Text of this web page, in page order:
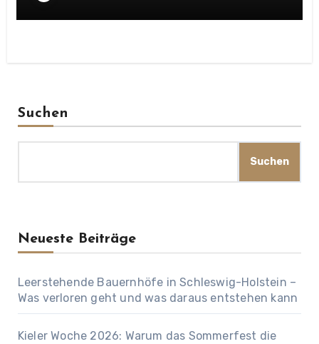
Suchen
Suchen
Neueste Beiträge
Leerstehende Bauernhöfe in Schleswig-Holstein –
Was verloren geht und was daraus entstehen kann
Kieler Woche 2026: Warum das Sommerfest die